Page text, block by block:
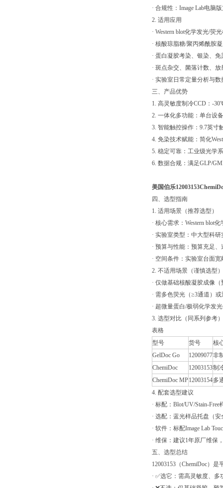
· 合规性：Image Lab电脑
2. 适用应用
· Western blot化学发光/荧
· 核酸琼脂糖/聚丙烯酰胺
· 蛋白凝胶考染、银染、免
· 斑点杂交、菌落计数、放
· 实验室日常定量分析与数
三、产品优势
1. 高灵敏度制冷CCD：-
2. 一体化多功能：单台设
3. 智能触控操作：9.7英寸
4. 免染技术赋能：简化
5. 稳定可靠：工业级光学
6. 数据合规：满足GLP/
美国伯乐
四、选型指南
1. 适用场景（推荐选型）
· 核心需求：Western blot
· 实验室类型：中大型科
· 预算与性能：预算充足
· 空间条件：实验室台面
2. 不适用场景（谨慎选型）
· 仅做基础核酸凝胶成像（
· 需多色荧光（≥3通道）
· 超微量蛋白/极弱化学发
3. 选型对比（同系列参考）
表格
型号
货号
核
GelDoc Go
12009077非
ChemiDoc
12003153制
ChemiDoc MP12003154多
4. 配套选型建议
· 标配：Blot/UV/Stain-
· 选配：蓝光样品托盘（
· 软件：标配Image Lab
· 维保：建议1年原厂维保
五、选型总结
12003153（ChemiDoc）
· ✅选它：需高灵敏度、